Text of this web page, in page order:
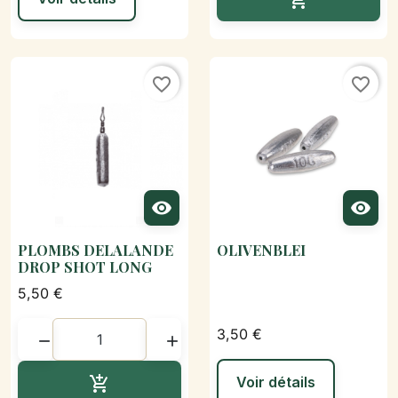

favorite_border
PLOMBS DELALANDE
DROP SHOT LONG
5,50 €
 


favorite_border
OLIVENBLEI
3,50 €
Voir détails